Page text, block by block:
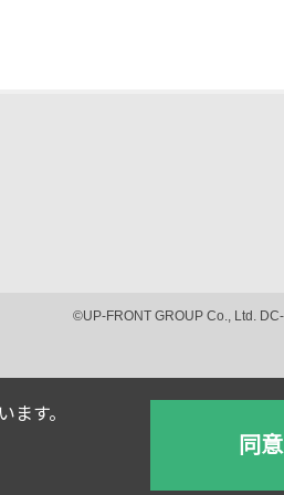
©UP-FRONT GROUP Co., Ltd.
す。
同